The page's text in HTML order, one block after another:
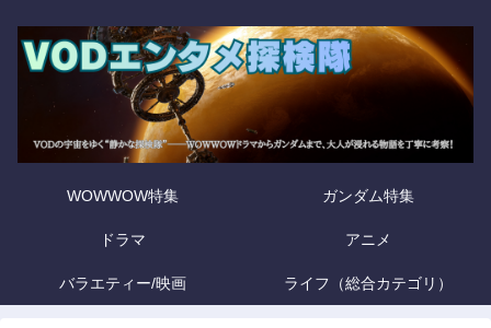
WOWWOW特集 ガンダム特集
ドラマ アニメ
バラエティー/映画 ライフ（総合カテゴリ）